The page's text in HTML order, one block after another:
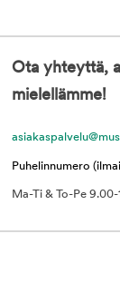
Ota yhteyttä,
mielellämme!
Puhelinnumero
Ma-Ti & To-Pe 9.00-